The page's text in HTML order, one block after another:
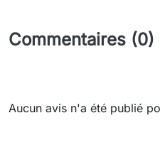
Commentaires (0)
Aucun avis n'a été publié